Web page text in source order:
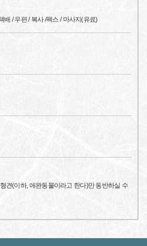
배 / 우편 / 복사 /팩스 / 마사지(유료)
견(이하, 애완동물이라고 한다)만 동반하실 수